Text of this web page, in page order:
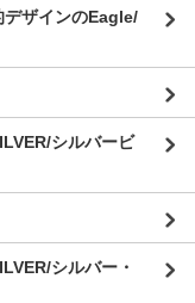
デザインのEagle/
シルバービ
シルバー・